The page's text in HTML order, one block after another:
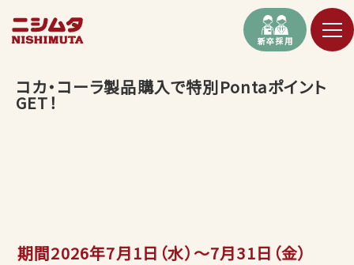
新卒採用
コカ・コーラ製品購入で特別Pontaポイント
GET！
期間2026年7月1日（水）〜7月31日（金）